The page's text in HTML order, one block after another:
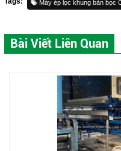
Máy ép lọc khung bản bọc
Bài Viết Liên Quan